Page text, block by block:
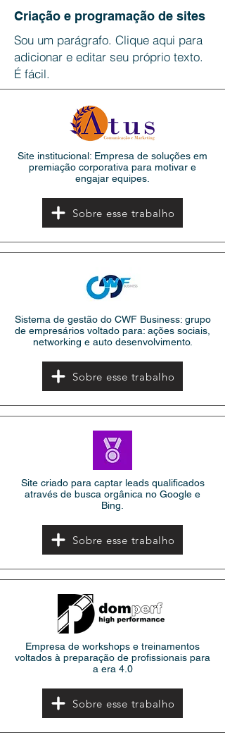
Site institucional: Empresa de soluções em
premiação corporativa para motivar e
engajar equipes.
Sobre esse trabalho
Sistema de gestão do CWF Business: grupo
de empresários voltado para: ações sociais,
networking e auto desenvolvimento.
Sobre esse trabalho
Site criado para captar leads qualificados
através de busca orgânica no Google e
Bing.
Sobre esse trabalho
Empresa de workshops e treinamentos
voltados à preparação de profissionais para
a era 4.0
Sobre esse trabalho
Criação e programação de sites
Sou um parágrafo. Clique aqui para
adicionar e editar seu próprio texto.
É fácil.